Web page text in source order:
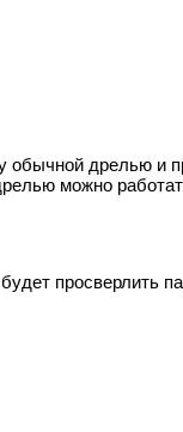
дрелью и
можно
просверлить